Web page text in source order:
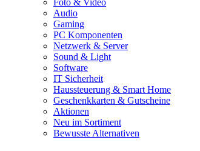
Foto & Video
Audio
Gaming
PC Komponenten
Netzwerk & Server
Sound & Light
Software
IT Sicherheit
Haussteuerung & Smart Home
Geschenkkarten & Gutscheine
Aktionen
Neu im Sortiment
Bewusste Alternativen